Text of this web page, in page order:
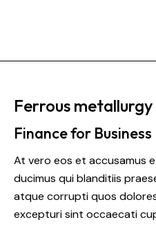
Ferrous metallurgy
Finance for Business
At vero eos et accusamus
ducimus qui blanditiis
atque corrupti quos
excepturi sint occaecati